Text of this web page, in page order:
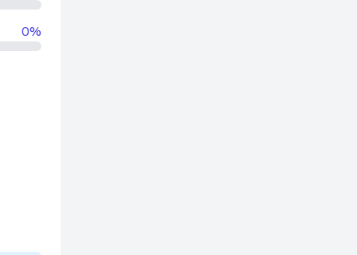
0%